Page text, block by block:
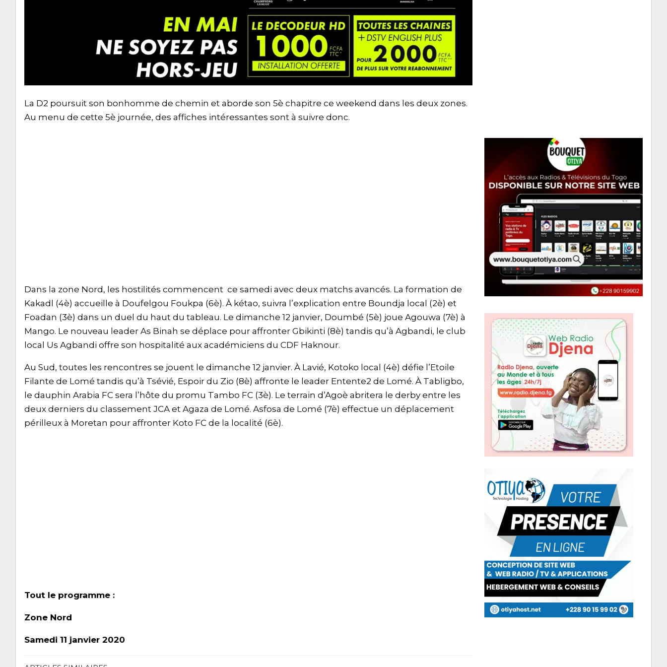
La D2 poursuit son bonhomme de chemin et aborde son 5è chapitre ce weekend dans les deux zones.
Au menu de cette 5è journée, des affiches intéressantes sont à suivre donc.
Dans la zone Nord, les hostilités commencent ce samedi avec deux matchs avancés. La formation de
Kakadl (4è) accueille à Doufelgou Foukpa (6è). À kétao, suivra l’explication entre Boundja local (2è) et
Foadan (3è) dans un duel du haut du tableau. Le dimanche 12 janvier, Doumbé (5è) joue Agouwa (7è) à
Mango. Le nouveau leader As Binah se déplace pour affronter Gbikinti (8è) tandis qu’à Agbandi, le club
local Us Agbandi offre son hospitalité aux académiciens du CDF Haknour.
Au Sud, toutes les rencontres se jouent le dimanche 12 janvier. À Lavié, Kotoko local (4è) défie l’Etoile
Filante de Lomé tandis qu’à Tsévié, Espoir du Zio (8è) affronte le leader Entente2 de Lomé. À Tabligbo,
le dauphin Arabia FC sera l’hôte du promu Tambo FC (3è). Le terrain d’Agoè abritera le derby entre les
deux derniers du classement JCA et Agaza de Lomé. Asfosa de Lomé (7è) effectue un déplacement
périlleux à Moretan pour affronter Koto FC de la localité (6è).
Tout le programme :
Zone Nord
Samedi 11 janvier 2020